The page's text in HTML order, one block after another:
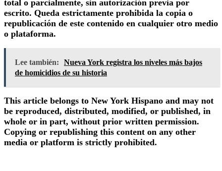
total o parcialmente, sin autorización previa por
escrito. Queda estrictamente prohibida la copia o
republicación de este contenido en cualquier otro medio
o plataforma.
Lee también:
Nueva York registra los niveles más bajos
de homicidios de su historia
This article belongs to New York Hispano and may not
be reproduced, distributed, modified, or published, in
whole or in part, without prior written permission.
Copying or republishing this content on any other
media or platform is strictly prohibited.